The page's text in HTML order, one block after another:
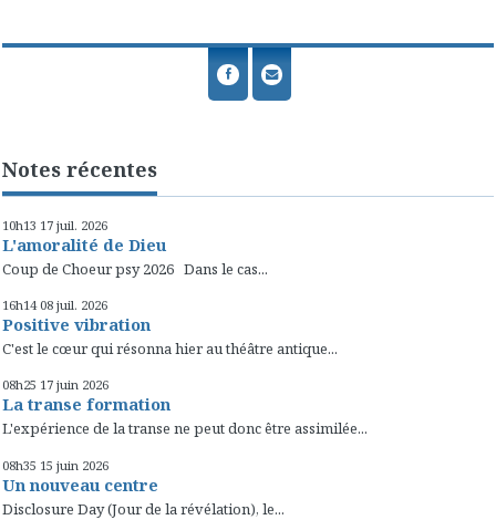
Notes récentes
10h13 17 juil. 2026
L'amoralité de Dieu
Coup de Choeur psy 2026 Dans le cas...
16h14 08 juil. 2026
Positive vibration
C'est le cœur qui résonna hier au théâtre antique...
08h25 17 juin 2026
La transe formation
L'expérience de la transe ne peut donc être assimilée...
08h35 15 juin 2026
Un nouveau centre
Disclosure Day (Jour de la révélation), le...